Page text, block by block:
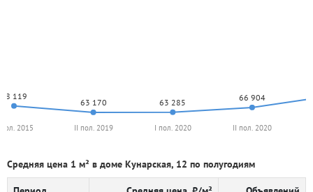
68 119
63 170 63 285 66 904
2015 II пол. 2019 I пол. 2020 II пол. 2020
Средняя цена 1 м² в доме Кунарская, 12 по полугодиям